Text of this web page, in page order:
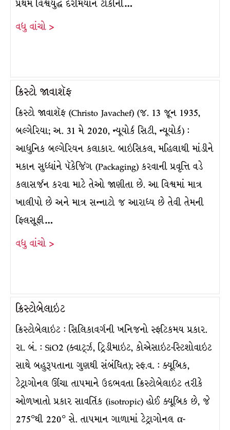
પ્રથમ વિશ્વયુદ્ધ દરમિયાન ટોર્કીની…
વધુ વાંચો >
ક્રિસ્ટો જાવાશૅફ
ક્રિસ્ટો જાવાશૅફ (Christo Javachef) (જ. 13 જૂન 1935,
બલ્ગેરિયા; અ. 31 મે 2020, ન્યૂયોર્ક સિટી, ન્યૂયોર્ક) :
આધુનિક બલ્ગેરિયન કલાકાર. બાઇસિકલ, મહિલાથી માંડીને
મકાન સુધ્ધાંને પૅકેજિંગ (Packaging) કરવાની પ્રવૃત્તિ વડે
કલાસર્જન કરવા માટે તેઓ જાણીતા છે. આ વિશ્વમાં માત્ર
ખાલીપો છે અને માત્ર સન્નાટો જ આરાધ્ય છે તેવી તેમની
ફિલસૂફી…
વધુ વાંચો >
ક્રિસ્ટોબેલાઇટ
ક્રિસ્ટોબેલાઇટ : સિલિકાવર્ગની ખનિજનો સ્ફટિકમય પ્રકાર.
રા. બં. : SiO2 (ક્વાર્ટ્ઝ, ટ્રિડીમાઇટ, કોએસાઇટ-સ્ટિશોવાઇટ
સાથે બહુરૂપતાના ગુણથી સંબંધિત); સ્ફ.વ. : ક્યૂબિક,
ટેટ્રાગોનલ ઊંચા તાપમાને ઉદભવતા ક્રિસ્ટોબેલાઇટ તરીકે
ઓળખાતો પ્રકાર સાવર્તિક (isotropic) હોઈ ક્યૂબિક છે, જે
275°થી 220° સે. તાપમાન ગાળામાં ટેટ્રાગોનલ α-